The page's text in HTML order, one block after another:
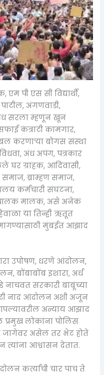
एम पी एस सी विद्यार्थी,
अंगणवाडी,
सरला म्हणून खून
कंत्राटी कामगार,
करणाऱ्या बोगस संस्था
अंध अपंग, पत्रकार
ग्राहक, आदिवासी,
ब्राम्हण समाज,
कर्मचारी संघटना,
चालक मालक, असे अनेक
या तिन्ही ऋतूत
मागण्यासाठी मुंबईत आझाद
उपोषण, धरणे आंदोलन,
बोंबाबोंब इशारा, अर्ध
नाचवत सरकारी बाबूंच्या
नाद आंदोलन अशी अजून
अन्याय आझाद
प्रमुख लोकांना पोलिस
जागेवर असेल तर भेट होते
त्यांना आश्वासन देतात.
कर्त्यांची चार पाच ते